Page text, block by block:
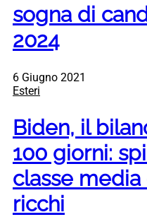
sogna di
2024
6 Giugno 2021
Esteri
Biden, il
100 giorni:
classe media
ricchi